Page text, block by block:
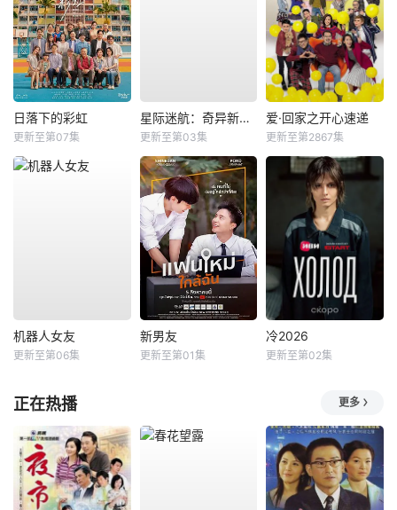
日落下的彩虹
更新至第07集
星际迷航：奇异新世界第四季
更新至第03集
爱·回家之开心速递
更新至第2867集
机器人女友
更新至第06集
新男友
更新至第01集
冷2026
更新至第02集
正在热播 更多